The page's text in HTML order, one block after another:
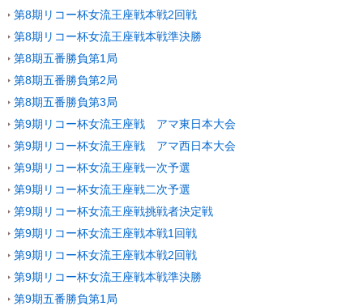
第8期リコー杯女流王座戦本戦2回戦
第8期リコー杯女流王座戦本戦準決勝
第8期五番勝負第1局
第8期五番勝負第2局
第8期五番勝負第3局
第9期リコー杯女流王座戦 アマ東日本大会
第9期リコー杯女流王座戦 アマ西日本大会
第9期リコー杯女流王座戦一次予選
第9期リコー杯女流王座戦二次予選
第9期リコー杯女流王座戦挑戦者決定戦
第9期リコー杯女流王座戦本戦1回戦
第9期リコー杯女流王座戦本戦2回戦
第9期リコー杯女流王座戦本戦準決勝
第9期五番勝負第1局